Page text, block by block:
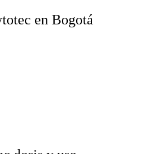
en Bogotá